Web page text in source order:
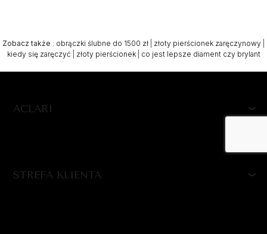
Zobacz także : obrączki ślubne do 1500 zł złoty pierścionek zaręczynowy
kiedy się zaręczyć
złoty pierścionek| co jest lepsze diament czy brylant
ACLARI
STREFA KLIENTA